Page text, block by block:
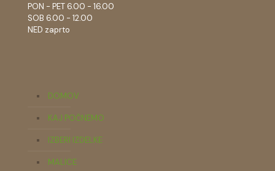
PON - PET 6.00 - 16.00
SOB 6.00 - 12.00
NED zaprto
DOMOV
KAJ POČNEMO
IZBERI IZDELKE
MALICE